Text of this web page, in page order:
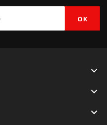


